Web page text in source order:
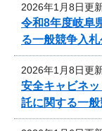
2026年1月8日更
令和8年度岐阜
る一般競争入
2026年1月8日更
安全キャビネ
託に関する一